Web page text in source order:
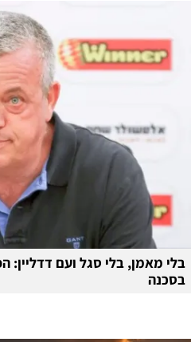
בלי מאמן, בלי סגל ועם דדליין:
בסכנה